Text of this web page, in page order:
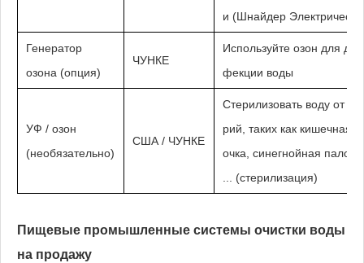
и (Шнайдер
Генератор
озона (опция)
ЧУНКЕ
Используйте озон для
фекции воды
УФ / озон
(необязательно)
США / ЧУНКЕ
Стерилизовать воду от
рий, таких как кишечная
очка, синегнойная
... (стерилизация)
Пищевые промышленные системы очистки воды
на продажу